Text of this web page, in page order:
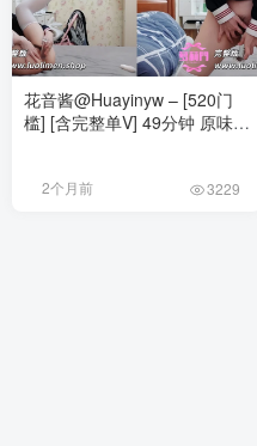
花音酱@Huayinyw – [520门
槛] [含完整单V] 49分钟 原味萝
2个月前 3229